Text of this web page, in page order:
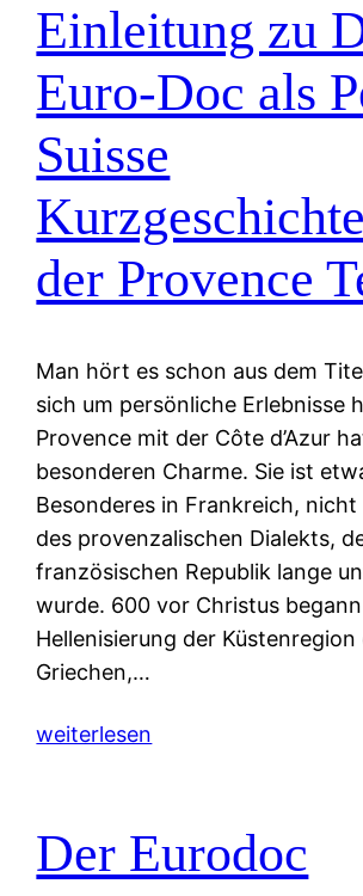
Einleitung zu
Euro-Doc als
Suisse
der Provence
Man hört es schon aus dem
sich um persönliche Erlebnisse
Provence mit der Côte d’Azur
besonderen Charme. Sie ist
Besonderes in Frankreich,
des provenzalischen Dialekts,
französischen Republik lange
wurde. 600 vor Christus
Hellenisierung der
Griechen,…
weiterlesen
Der Eurodoc